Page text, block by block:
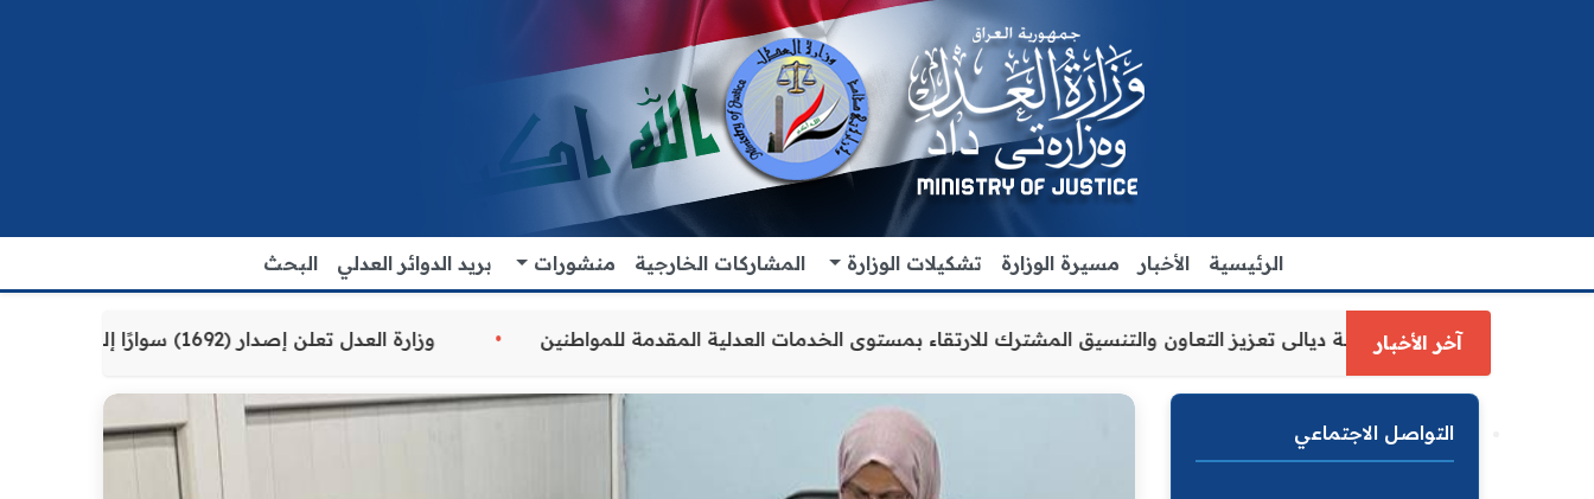
الرئيسية الأخبار مسيرة الوزارة تشكيلات الوزارة المشاركات الخارجية منشورات بريد الدوائر العدلي البحث
آخر الأخبار
العدل الاقدم يبحث مع رئيس مجلس محافظة ديالى تعزيز التعاون والتنسيق المشترك للارتقاء بمستوى الخدمات العدلية المقدمة للمواطنين وزارة العدل تعلن إصدار (1692) سوارًا إلكترونيًا لنزلاء سجن الناصرية المركزي لتنظيم التعاملات المالية داخل المؤسسات الإصلاحية
التواصل الاجتماعي